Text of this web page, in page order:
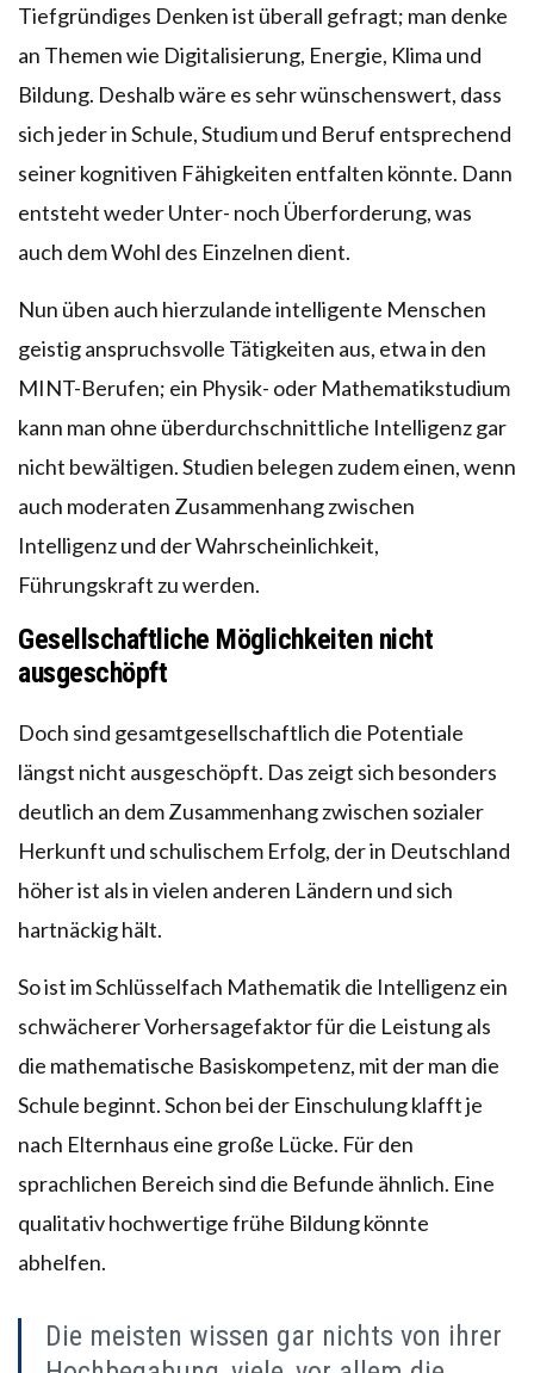
Tiefgründiges Denken ist überall gefragt; man denke
an Themen wie Digitalisierung, Energie, Klima und
Bildung. Deshalb wäre es sehr wünschenswert, dass
sich jeder in Schule, Studium und Beruf entsprechend
seiner kognitiven Fähigkeiten entfalten könnte. Dann
entsteht weder Unter- noch Überforderung, was
auch dem Wohl des Einzelnen dient.
Nun üben auch hierzulande intelligente Menschen
geistig anspruchsvolle Tätigkeiten aus, etwa in den
MINT-Berufen; ein Physik- oder Mathematikstudium
kann man ohne überdurchschnittliche Intelligenz gar
nicht bewältigen. Studien belegen zudem einen, wenn
auch moderaten Zusammenhang zwischen
Intelligenz und der Wahrscheinlichkeit,
Führungskraft zu werden.
Gesellschaftliche Möglichkeiten nicht
ausgeschöpft
Doch sind gesamtgesellschaftlich die Potentiale
längst nicht ausgeschöpft. Das zeigt sich besonders
deutlich an dem Zusammenhang zwischen sozialer
Herkunft und schulischem Erfolg, der in Deutschland
höher ist als in vielen anderen Ländern und sich
hartnäckig hält.
So ist im Schlüsselfach Mathematik die Intelligenz ein
schwächerer Vorhersagefaktor für die Leistung als
die mathematische Basiskompetenz, mit der man die
Schule beginnt. Schon bei der Einschulung klafft je
nach Elternhaus eine große Lücke. Für den
sprachlichen Bereich sind die Befunde ähnlich. Eine
qualitativ hochwertige frühe Bildung könnte
abhelfen.
Die meisten wissen gar nichts von ihrer